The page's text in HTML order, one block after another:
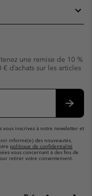
une remise de 10 %
d’achats sur les articles
vous inscrivez à notre newsletter et
informé(e) des nouveautés,
politique de confidentialité
vous concernant à des fins de
retirer votre consentement.